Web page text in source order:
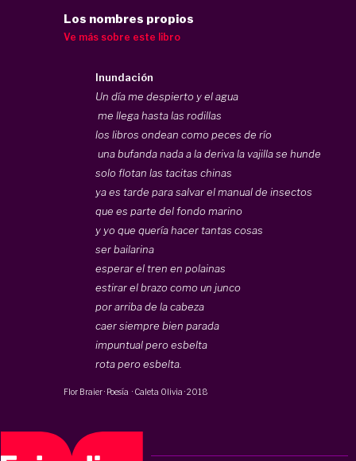
Los nombres propios
Ve más sobre este libro
Inundación
Un día me despierto y el agua
me llega hasta las rodillas
los libros ondean como peces de río
una bufanda nada a la deriva la vajilla se hunde
solo flotan las tacitas chinas
ya es tarde para salvar el manual de insectos
que es parte del fondo marino
y yo que quería hacer tantas cosas
ser bailarina
esperar el tren en polainas
estirar el brazo como un junco
por arriba de la cabeza
caer siempre bien parada
impuntual pero esbelta
rota pero esbelta.
Flor Braier· Poesía · Caleta Olivia ·2018